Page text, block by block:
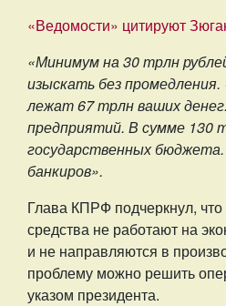
«Ведомости» цитируют
«Минимум на 30 трлн
изыскать без
лежат 67 трлн ваших
предприятий. В сумме 130
государственных
банкиров».
Глава КПРФ подчеркнул,
средства не работают на
и не направляются в
проблему можно решить
указом президента.